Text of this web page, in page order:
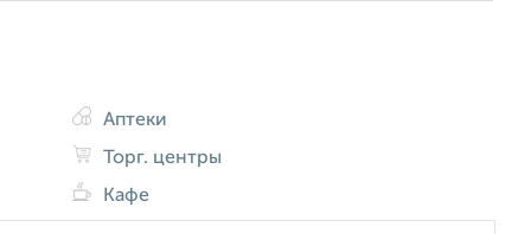
Аптеки
Торг. центры
Кафе